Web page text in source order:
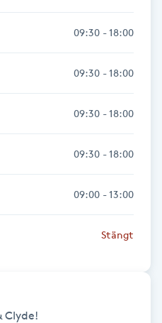
09:30 - 18:00
09:30 - 18:00
09:30 - 18:00
09:30 - 18:00
09:00 - 13:00
Stängt
Clyde!